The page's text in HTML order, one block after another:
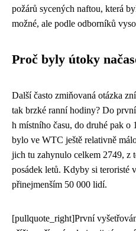
požárů sycených naftou, která
možné, ale podle odborníků
Proč byly útoky
Další často zmiňovaná otázka
tak brzké ranní hodiny? Do
h místního času, do druhé pak
bylo ve WTC ještě relativně
jich tu zahynulo celkem 2749, z
posádek letů. Kdyby si teroristé
přinejmenším 50 000 lidí.
[pullquote_right]První